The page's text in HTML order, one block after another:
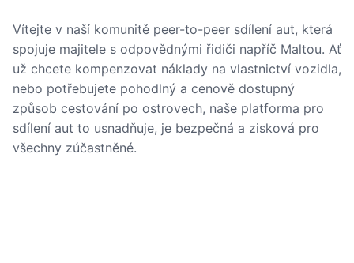
Vítejte v naší komunitě peer-to-peer sdílení aut, která
spojuje majitele s odpovědnými řidiči napříč Maltou. Ať
už chcete kompenzovat náklady na vlastnictví vozidla,
nebo potřebujete pohodlný a cenově dostupný
způsob cestování po ostrovech, naše platforma pro
sdílení aut to usnadňuje, je bezpečná a zisková pro
všechny zúčastněné.